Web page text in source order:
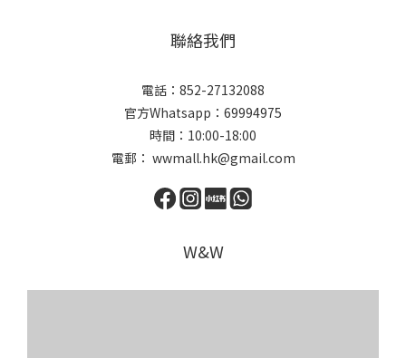
聯絡我們
電話：852-27132088
官方Whatsapp：69994975
時間：10:00-18:00
電郵： wwmall.hk@gmail.com
W&W